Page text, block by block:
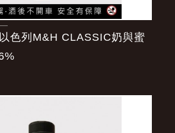
色列M&H CLASSIC奶與蜜